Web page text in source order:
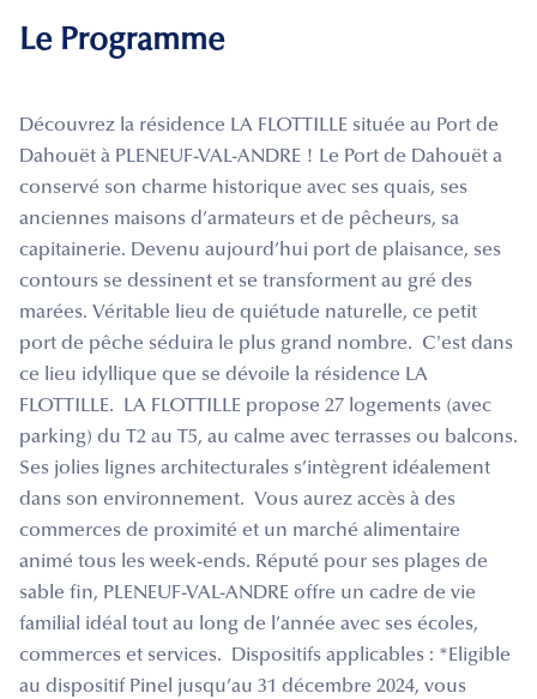
Le Programme
Découvrez la résidence LA FLOTTILLE située au Port de
Dahouët à PLENEUF-VAL-ANDRE ! Le Port de Dahouët a
conservé son charme historique avec ses quais, ses
anciennes maisons d’armateurs et de pêcheurs, sa
capitainerie. Devenu aujourd’hui port de plaisance, ses
contours se dessinent et se transforment au gré des
marées. Véritable lieu de quiétude naturelle, ce petit
port de pêche séduira le plus grand nombre. C'est dans
ce lieu idyllique que se dévoile la résidence LA
FLOTTILLE. LA FLOTTILLE propose 27 logements (avec
parking) du T2 au T5, au calme avec terrasses ou balcons.
Ses jolies lignes architecturales s’intègrent idéalement
dans son environnement. Vous aurez accès à des
commerces de proximité et un marché alimentaire
animé tous les week-ends. Réputé pour ses plages de
sable fin, PLENEUF-VAL-ANDRE offre un cadre de vie
familial idéal tout au long de l’année avec ses écoles,
commerces et services. Dispositifs applicables : *Eligible
au dispositif Pinel jusqu’au 31 décembre 2024, vous